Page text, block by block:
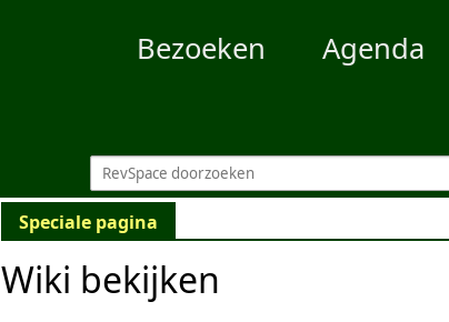
Bezoeken Agenda
Speciale pagina
Wiki bekijken